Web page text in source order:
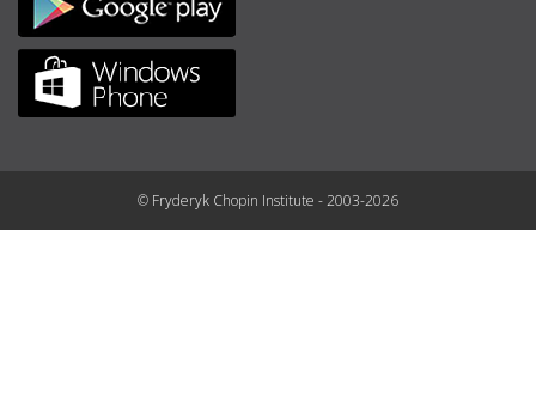
© Fryderyk Chopin Institute - 2003-2026